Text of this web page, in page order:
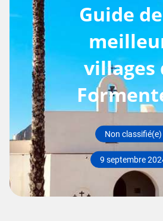
Guide
villages
Non classifié(e)
9 septembre